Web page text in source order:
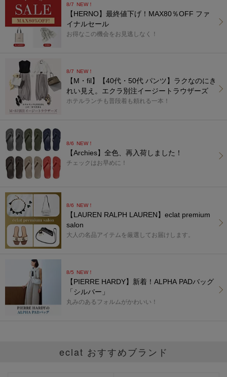
8/7 NEW！
【HERNO】最終値下げ！MAX80％OFF ファ
イナルセール
お得なこの機会をお見逃しなく！
8/7 NEW！
【M・fil】【40代・50代 パンツ】ラクなのにき
れい見え。エクラ別注イージートラウザーズ
ホテルランチも普段着も頼れる一本！
8/6 NEW！
【Archies】全色、再入荷しました！
チェックはお早めに！
8/6 NEW！
【LAUREN RALPH LAUREN】eclat premium
salon
大人の名品アイテムを厳選してお届けします。
8/5 NEW！
【PIERRE HARDY】新着！ALPHA PADバッグ
「シルバー」
丸みのあるフォルムがかわいい！
eclat おすすめブランド